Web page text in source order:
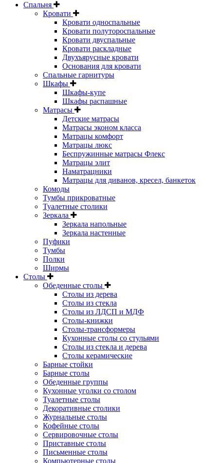
Спальня
Кровати
Кровати односпальные
Кровати полутороспальные
Кровати двуспальные
Кровати раскладные
Двухъярусные кровати
Основания для кровати
Спальные гарнитуры
Шкафы
Шкафы-купе
Шкафы распашные
Матрасы
Детские матрасы
Матрасы эконом класса
Матрацы комфорт
Матрацы люкс
Беспружинные матрасы Флекс
Матрацы элит
Наматрацники
Матрацы для диванов, кресел, банкеток
Комоды
Тумбы прикроватные
Туалетные столики
Зеркала
Зеркала напольные
Зеркала настенные
Пуфики
Тумбы
Полки
Ширмы
Столы
Обеденные столы
Столы из дерева
Столы из стекла
Столы из ЛДСП и МДФ
Столы-книжки
Столы-трансформеры
Кухонные столы со стульями
Столы из стекла и дерева
Столы керамические
Барные стойки
Барные столы
Обеденные группы
Кухонные уголки со столом
Туалетные столы
Декоративные столики
Журнальные столы
Кофейные столы
Сервировочные столы
Приставные столы
Письменные столы
Компьютерные столы